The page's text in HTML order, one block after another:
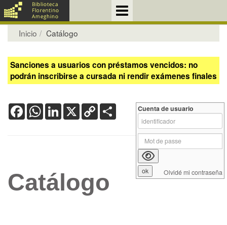
Inicio Catálogo
Sanciones a usuarios con préstamos vencidos: no
podrán inscribirse a cursada ni rendir exámenes finales
FacebookWhatsApp
LinkedIn
X Copy
Link
Catálogo
Cuenta de usuario
Olvidé mi contraseña